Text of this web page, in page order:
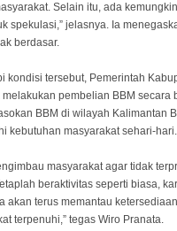
Selain itu, ada
spekulasi,” jelasnya. Ia
berdasar.
kondisi tersebut, Pemerintah
melakukan pembelian BBM
BBM di wilayah Kalimantan
kebutuhan masyarakat sehari-hari.
masyarakat agar tidak
beraktivitas seperti biasa,
akan terus memantau
terpenuhi,” tegas Wiro Pranata.